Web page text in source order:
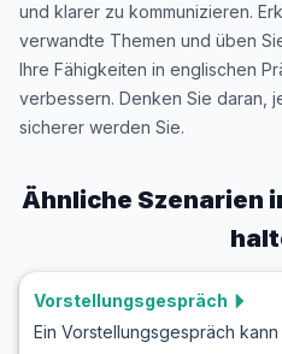
und klarer zu kommunizieren.
verwandte Themen und üben
Ihre Fähigkeiten in englischen
verbessern. Denken Sie daran,
sicherer werden Sie.
Ähnliche Szenarien
Vorstellungsgespräch
Ein Vorstellungsgespräch